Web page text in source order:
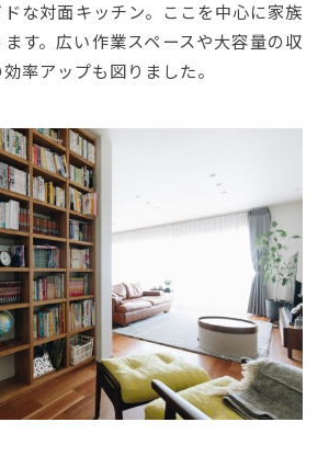
な対面キッチン。ここを中心に家族
す。広い作業スペースや大容量の収
率アップも図りました。